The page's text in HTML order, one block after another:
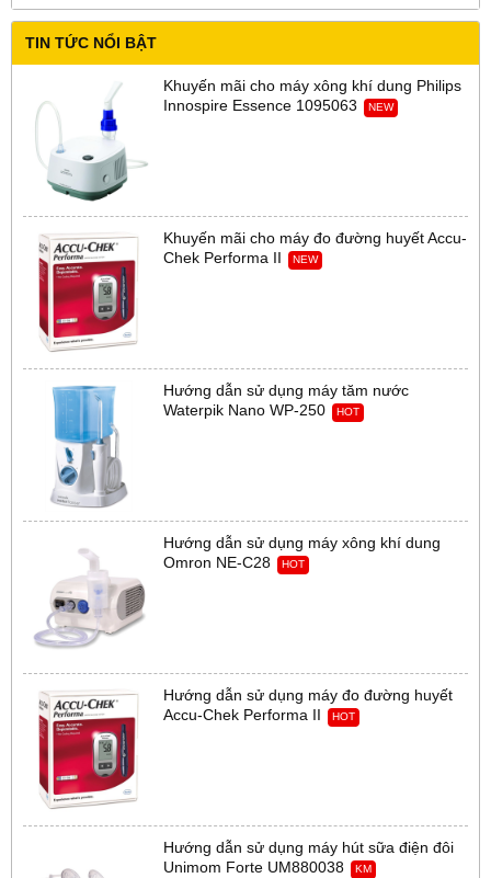
TIN TỨC NỔI BẬT
Khuyến mãi cho máy xông khí dung Philips
Innospire Essence 1095063
NEW
Khuyến mãi cho máy đo đường huyết Accu-
Chek Performa II
NEW
Hướng dẫn sử dụng máy tăm nước
Waterpik Nano WP-250
HOT
Hướng dẫn sử dụng máy xông khí dung
Omron NE-C28
HOT
Hướng dẫn sử dụng máy đo đường huyết
Accu-Chek Performa II
HOT
Hướng dẫn sử dụng máy hút sữa điện đôi
Unimom Forte UM880038
KM